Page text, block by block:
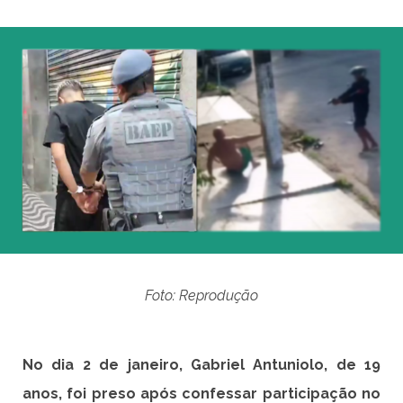
Foto: Reprodução
No dia 2 de janeiro, Gabriel Antuniolo, de 19
anos, foi preso após confessar participação no